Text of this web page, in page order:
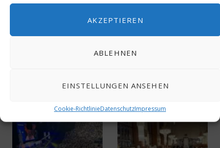
AKZEPTIEREN
ABLEHNEN
EINSTELLUNGEN ANSEHEN
Cookie-RichtlinieDatenschutzImpressum